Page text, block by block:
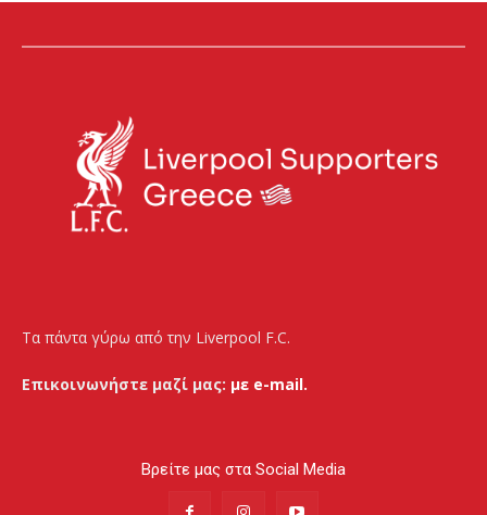
Τα πάντα γύρω από την Liverpool F.C.
Επικοινωνήστε μαζί μας: με e-mail.
Βρείτε μας στα Social Media